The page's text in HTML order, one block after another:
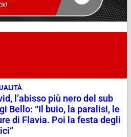
l’abisso più nero del sub
Bello: “Il buio, la paralisi, le
di Flavia. Poi la festa degli